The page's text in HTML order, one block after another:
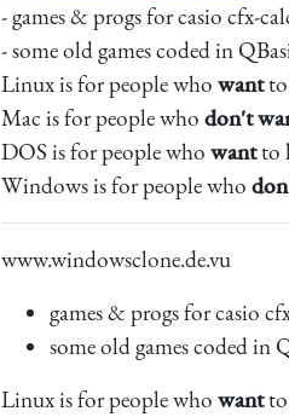
- games & progs for casio cfx-
- some old games coded in
Linux is for people who wantto
Mac is for people who don't
DOS is for people who wantto
Windows is for people who
www.windowsclone.de.vu
games & progs for casio
some old games coded in
Linux is for people who wantto